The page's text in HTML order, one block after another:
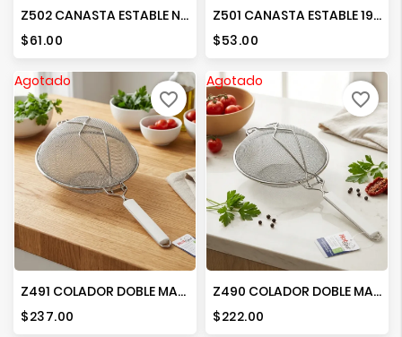
Z502 CANASTA ESTABLE NO. 22
Precio
$61.00
Z501 CANASTA ESTABLE 19 CMS
Precio
$53.00
Agotado
Z491 COLADOR DOBLE MALLA C/REFUERZO
Precio
$237.00
favorite_border
Agotado
Z490 COLADOR DOBLE MALLA C/REFUERZO
Precio
$222.00
favorite_border